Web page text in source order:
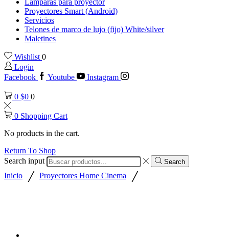
Lámparas para proyector
Proyectores Smart (Android)
Servicios
Telones de marco de lujo (fijo) White/silver
Maletines
Wishlist 0
Login
Facebook
Youtube Instagram
0 $0 0
0 Shopping Cart
No products in the cart.
Return To Shop
Search input
Search
Inicio / Proyectores Home Cinema /